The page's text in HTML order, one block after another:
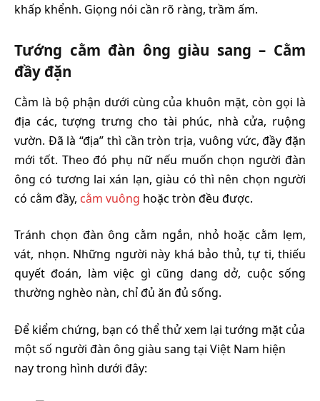
khấp khểnh. Giọng nói cần rõ ràng, trầm ấm.
Tướng cằm đàn ông giàu sang – Cằm
đầy đặn
Cằm là bộ phận dưới cùng của khuôn mặt, còn gọi là
địa các, tượng trưng cho tài phúc, nhà cửa, ruộng
vườn. Đã là “địa” thì cần tròn trịa, vuông vức, đầy đặn
mới tốt. Theo đó phụ nữ nếu muốn chọn người đàn
ông có tương lai xán lạn, giàu có thì nên chọn người
có cằm đầy, cằm vuông hoặc tròn đều được.
Tránh chọn đàn ông cằm ngắn, nhỏ hoặc cằm lẹm,
vát, nhọn. Những người này khá bảo thủ, tự ti, thiếu
quyết đoán, làm việc gì cũng dang dở, cuộc sống
thường nghèo nàn, chỉ đủ ăn đủ sống.
Để kiểm chứng, bạn có thể thử xem lại tướng mặt của
một số người đàn ông giàu sang tại Việt Nam hiện
nay trong hình dưới đây: